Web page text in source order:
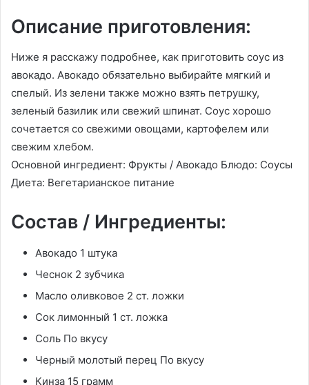
Описание приготовления:
Ниже я расскажу подробнее, как приготовить соус из
авокадо. Авокадо обязательно выбирайте мягкий и
спелый. Из зелени также можно взять петрушку,
зеленый базилик или свежий шпинат. Соус хорошо
сочетается со свежими овощами, картофелем или
свежим хлебом.
Основной ингредиент: Фрукты / Авокадо Блюдо: Соусы
Диета: Вегетарианское питание
Состав / Ингредиенты:
Авокадо 1 штука
Чеснок 2 зубчика
Масло оливковое 2 ст. ложки
Сок лимонный 1 ст. ложка
Соль По вкусу
Черный молотый перец По вкусу
Кинза 15 грамм